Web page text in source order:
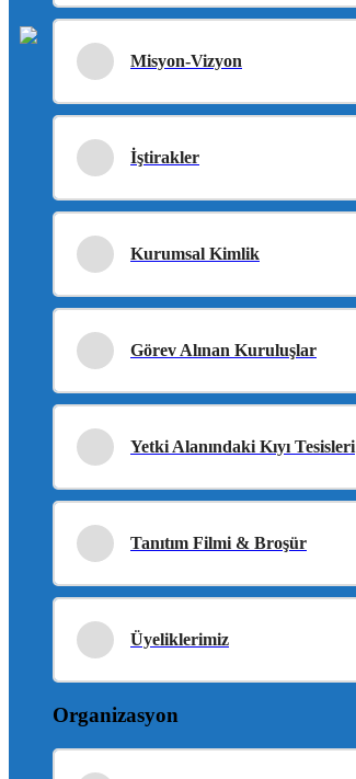
Misyon-Vizyon
İştirakler
Kurumsal Kimlik
Görev Alınan Kuruluşlar
Yetki Alanındaki Kıyı Tesisleri
Tanıtım Filmi & Broşür
Üyeliklerimiz
Organizasyon